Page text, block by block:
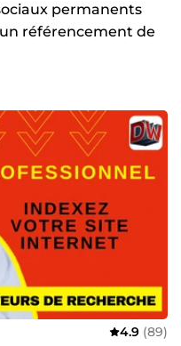
permanents
référencement de
4.9 (89)